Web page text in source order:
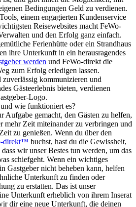
Bedingungen Geld zu verdienen.
einem engagierten Kundenservice
Reisewebsites macht FeWo-
und den Erfolg ganz einfach.
Ferienhütte oder ein Strandhaus
ihre Unterkunft in ein herausragendes
werden und FeWo-direkt die
zum Erfolg erledigen lassen.
zuverlässig kommunizieren und
Gästeerlebnis bieten, verdienen
Logo.
wie funktioniert es?
Aufgabe gemacht, den Gästen zu helfen,
mehr Zeit miteinander zu verbringen und
zu genießen. Wenn du über den
direkt™ buchst, hast du die Gewissheit,
wir unser Bestes tun werden, um das
schiefgeht. Wenn ein wichtiges
Gastgeber nicht beheben kann, helfen
Unterkunft zu finden oder
zu erstatten. Das ist unser
Unterkunft erheblich von ihrem Inserat
dir eine neue Unterkunft, die deinen